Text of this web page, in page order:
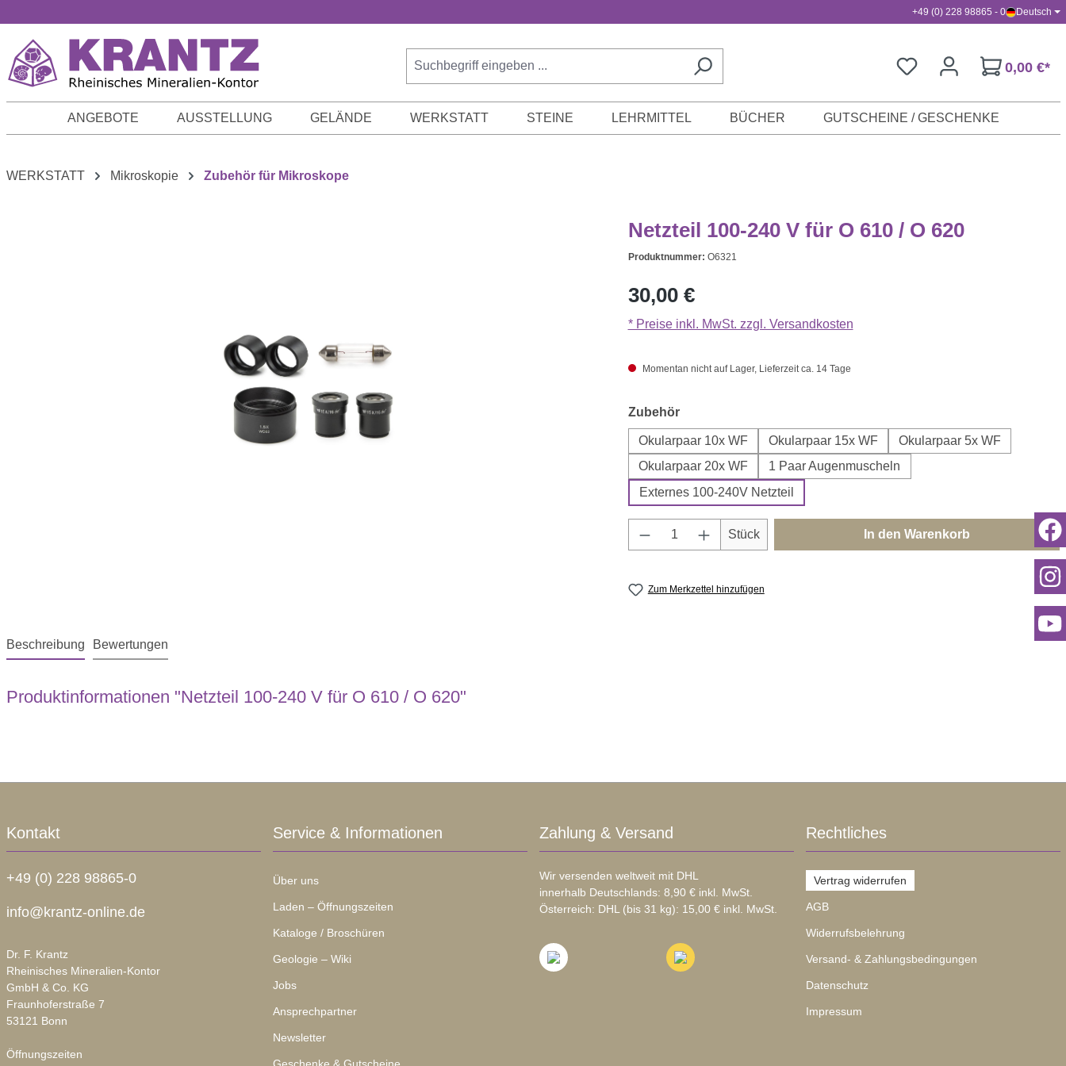
+49 (0) 228 98865 - 0 Deutsch
0,00 €*
ANGEBOTE AUSSTELLUNG GELÄNDE WERKSTATT STEINE LEHRMITTEL BÜCHER GUTSCHEINE / GESCHENKE
WERKSTATT Mikroskopie Zubehör für Mikroskope
Netzteil 100-240 V für O 610 / O 620
Produktnummer: O6321
Regulärer Preis:
30,00 €
* Preise inkl. MwSt. zzgl. Versandkosten
Momentan nicht auf Lager, Lieferzeit ca. 14 Tage
Zubehörauswählen
Okularpaar 10x WF Okularpaar 15x WF
Okularpaar 5x WF
Okularpaar 20x WF
1 Paar Augenmuscheln
Externes 100-240V Netzteil
Produkt Anzahl: Gib den gewünschten Wert ein
Stück In den Warenkorb
Zum Merkzettel hinzufügen
Beschreibung Bewertungen
Produktinformationen "Netzteil 100-240 V für O 610 / O 620"
Kontakt
+49 (0) 228 98865-0
info@krantz-online.de
Dr. F. Krantz
Rheinisches Mineralien-Kontor
GmbH & Co. KG
Fraunhoferstraße 7
53121 Bonn
Öffnungszeiten
Service & Informationen
Über uns
Laden – Öffnungszeiten
Kataloge / Broschüren
Geologie – Wiki
Jobs
Ansprechpartner
Newsletter
Zahlung & Versand
Wir versenden weltweit mit DHL
innerhalb Deutschlands: 8,90 € inkl. MwSt.
Österreich: DHL (bis 31 kg): 15,00 € inkl. MwSt.
Rechtliches
Vertrag widerrufen
AGB
Widerrufsbelehrung
Versand- & Zahlungsbedingungen
Datenschutz
Impressum